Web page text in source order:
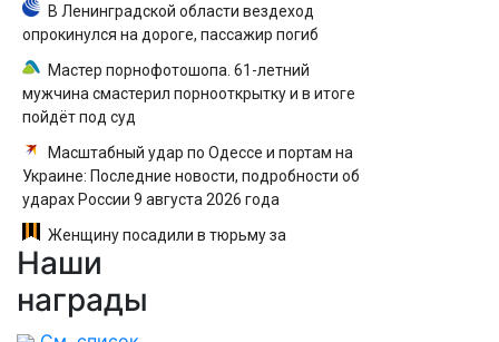
В Ленинградской области вездеход
опрокинулся на дороге, пассажир погиб
Мастер порнофотошопа. 61-летний
мужчина смастерил порнооткрытку и в итоге
пойдёт под суд
Масштабный удар по Одессе и портам на
Украине: Последние новости, подробности об
ударах России 9 августа 2026 года
Женщину посадили в тюрьму за
необычное имя сына
Наши
награды